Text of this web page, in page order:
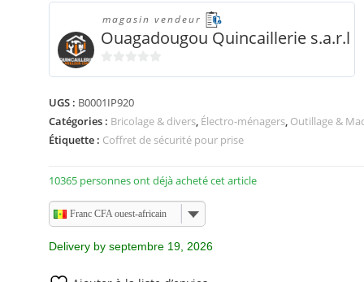
magasin vendeur
Ouagadougou Quincaillerie s.a.r.l
u
r
5
UGS : B0001IP920
Catégories : Bricolage & divers, Électro-ménagers, Outillage &
Étiquette : Coffret de sécurité pour prise
10365 personnes ont déjà acheté cet article
Franc CFA ouest-africain
Delivery by septembre 19, 2026